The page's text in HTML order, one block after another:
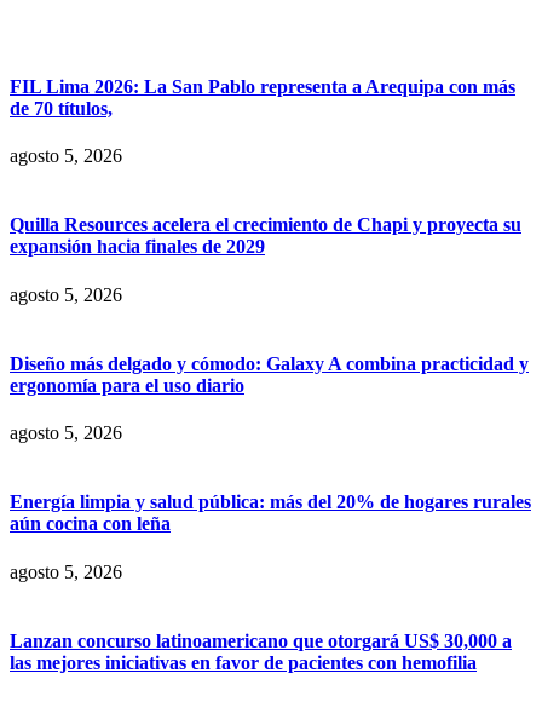
FIL Lima 2026: La San Pablo representa a Arequipa con más
de 70 títulos,
agosto 5, 2026
Quilla Resources acelera el crecimiento de Chapi y proyecta su
expansión hacia finales de 2029
agosto 5, 2026
Diseño más delgado y cómodo: Galaxy A combina practicidad y
ergonomía para el uso diario
agosto 5, 2026
Energía limpia y salud pública: más del 20% de hogares rurales
aún cocina con leña
agosto 5, 2026
Lanzan concurso latinoamericano que otorgará US$ 30,000 a
las mejores iniciativas en favor de pacientes con hemofilia